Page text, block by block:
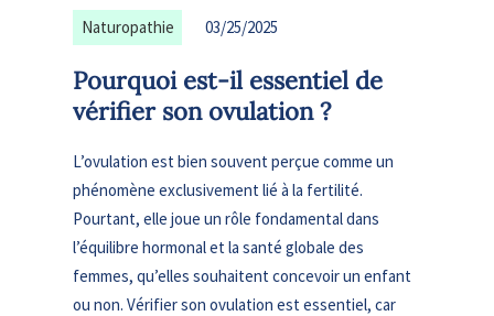
Naturopathie 03/25/2025
Pourquoi est-il essentiel de
vérifier son ovulation ?
L’ovulation est bien souvent perçue comme un
phénomène exclusivement lié à la fertilité.
Pourtant, elle joue un rôle fondamental dans
l’équilibre hormonal et la santé globale des
femmes, qu’elles souhaitent concevoir un enfant
ou non. Vérifier son ovulation est essentiel, car